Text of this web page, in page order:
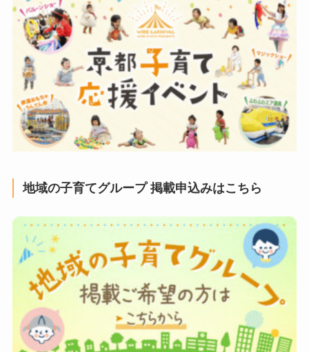
地域の子育てグループ 掲載申込みはこちら